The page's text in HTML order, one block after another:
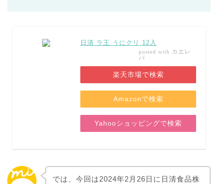
日清 ラ王 うにクリ 12入
posted with カエレ
バ
楽天市場で検索
Amazonで検索
Yahooショッピングで検索
では、今回は2024年2月26日に日清食品株